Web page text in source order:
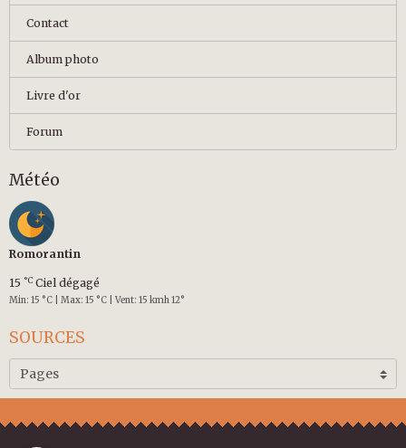
Contact
Album photo
Livre d'or
Forum
Météo
Romorantin
15 °C Ciel dégagé
Min: 15 °C | Max: 15 °C | Vent: 15 kmh 12°
SOURCES